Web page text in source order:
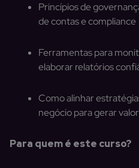
Princípios de
de contas e compliance
Ferramentas para
elaborar relatórios
Como alinhar
negócio para gerar
Para quem é este curso?